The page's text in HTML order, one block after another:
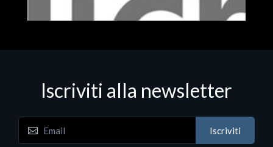
Software - Office Productivity
Iscriviti alla newsletter
Iscriviti